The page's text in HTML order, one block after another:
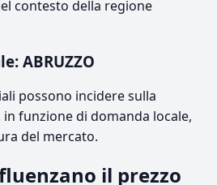
contesto della regione
ABRUZZO
possono incidere sulla
funzione di domanda locale,
del mercato.
il prezzo